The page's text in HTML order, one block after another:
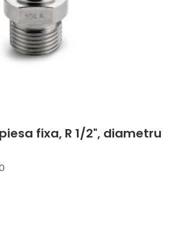
fixa, R 1/2", diametru